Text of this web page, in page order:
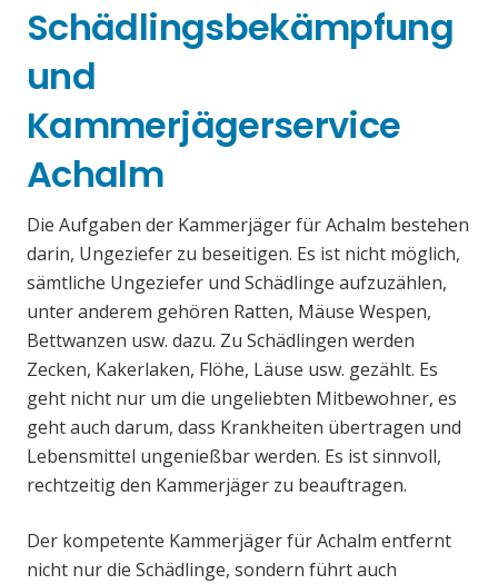
Schädlingsbekämpfung
und
Kammerjägerservice
Achalm
Die Aufgaben der Kammerjäger für Achalm bestehen
darin, Ungeziefer zu beseitigen. Es ist nicht möglich,
sämtliche Ungeziefer und Schädlinge aufzuzählen,
unter anderem gehören Ratten, Mäuse Wespen,
Bettwanzen usw. dazu. Zu Schädlingen werden
Zecken, Kakerlaken, Flöhe, Läuse usw. gezählt. Es
geht nicht nur um die ungeliebten Mitbewohner, es
geht auch darum, dass Krankheiten übertragen und
Lebensmittel ungenießbar werden. Es ist sinnvoll,
rechtzeitig den Kammerjäger zu beauftragen.
Der kompetente Kammerjäger für Achalm entfernt
nicht nur die Schädlinge, sondern führt auch